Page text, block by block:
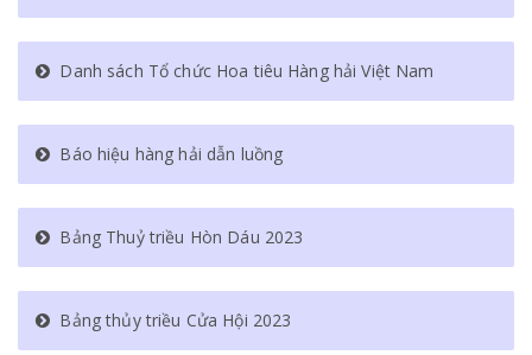
Danh sách Tổ chức Hoa tiêu Hàng hải Việt Nam
Báo hiệu hàng hải dẫn luồng
Bảng Thuỷ triều Hòn Dáu 2023
Bảng thủy triều Cửa Hội 2023